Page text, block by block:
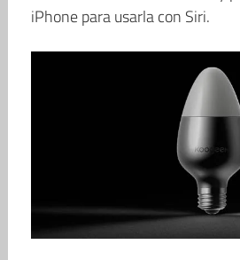
iPhone para usarla con Siri.